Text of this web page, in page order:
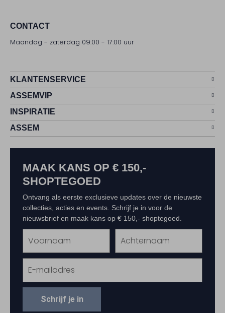
CONTACT
Maandag - zaterdag 09:00 - 17:00 uur
KLANTENSERVICE
ASSEMVIP
INSPIRATIE
ASSEM
MAAK KANS OP € 150,-
SHOPTEGOED
Ontvang als eerste exclusieve updates over de nieuwste
collecties, acties en events. Schrijf je in voor de
nieuwsbrief en maak kans op € 150,- shoptegoed.
Schrijf je in